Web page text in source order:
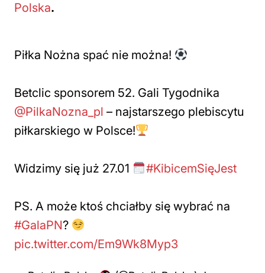
Polska.
Piłka Nożna spać nie można!
Betclic sponsorem 52. Gali Tygodnika
@PilkaNozna_pl – najstarszego plebiscytu
piłkarskiego w Polsce!
Widzimy się już 27.01 #KibicemSięJest
PS. A może ktoś chciałby się wybrać na
#GalaPN?
pic.twitter.com/Em9Wk8Myp3